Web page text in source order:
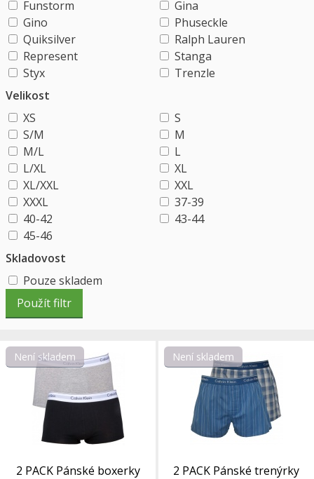
Funstorm
Gina
Gino
Phuseckle
Quiksilver
Ralph Lauren
Represent
Stanga
Styx
Trenzle
Velikost
XS
S
S/M
M
M/L
L
L/XL
XL
XL/XXL
XXL
XXXL
37-39
40-42
43-44
45-46
Skladovost
Pouze skladem
Není skladem
2 PACK Pánské boxerky
Není skladem
2 PACK Pánské trenýrky